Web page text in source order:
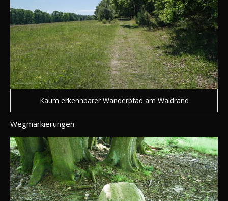
Kaum erkennbarer Wanderpfad am Waldrand
Wegmarkierungen